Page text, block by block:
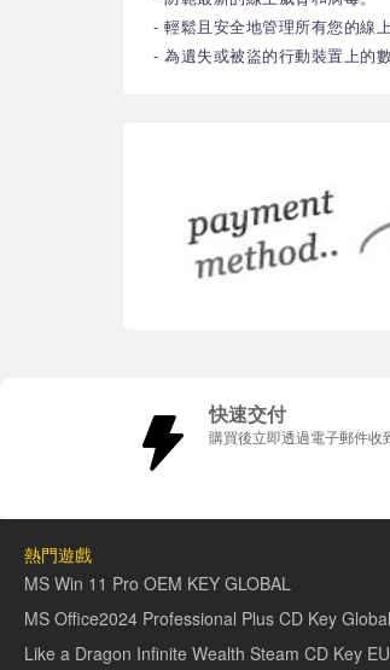
- 輕鬆且安全地管理所有您的線上
- 為遺失或被盜的行動裝置上的
快速交付
購買後立即透過電子郵件收
熱門遊戲
MS Win 11 Pro OEM KEY GLOBAL
MS Office2024 Professional Plus CD Key Global
Like a Dragon Infinite Wealth Steam CD Key EU